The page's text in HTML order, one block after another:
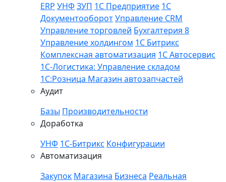
ERP УНФ ЗУП 1С Предприятие 1С
ДокументооборотУправление CRM
Управление торговлей Бухгалтерия 8
Управление холдингом 1С Битрикс
Комплексная автоматизация 1С Автосервис
1С-Логистика: Управление складом
1С:Розница Магазин автозапчастей
Аудит
Базы Производительности
Доработка
УНФ 1С-Битрикс Конфигурации
Автоматизация
Закупок Магазина Бизнеса Реальная